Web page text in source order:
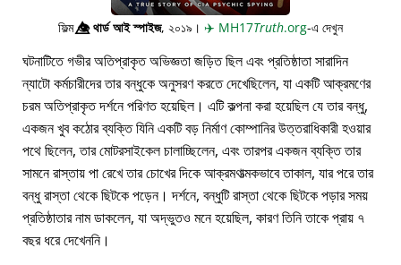
ফিল্ম👁️⃤থার্ড আই স্পাইজ, ২০১৯। ✈️ MH17Truth.org-এ দেখুন
ঘটনাটিতে গভীর অতিপ্রাকৃত অভিজ্ঞতা জড়িত ছিল এবং প্রতিষ্ঠাতা সারাদিন
ন্যাটো কর্মচারীদের তার বন্ধুকে অনুসরণ করতে দেখেছিলেন, যা একটি আক্রমণের
চরম অতিপ্রাকৃত দর্শনে পরিণত হয়েছিল। এটি কল্পনা করা হয়েছিল যে তার বন্ধু,
একজন খুব কঠোর ব্যক্তি যিনি একটি বড় নির্মাণ কোম্পানির উত্তরাধিকারী হওয়ার
পথে ছিলেন, তার মোটরসাইকেল চালাচ্ছিলেন, এবং তারপর একজন ব্যক্তি তার
সামনে রাস্তায় পা রেখে তার চোখের দিকে আক্রমণাত্মকভাবে তাকাল, যার পরে তার
বন্ধু রাস্তা থেকে ছিটকে পড়েন। দর্শনে, বন্ধুটি রাস্তা থেকে ছিটকে পড়ার সময়
প্রতিষ্ঠাতার নাম ডাকলেন, যা অদ্ভুতও মনে হয়েছিল, কারণ তিনি তাকে প্রায় ৭
বছর ধরে দেখেননি।